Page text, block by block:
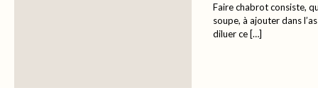
Faire chabrot consiste,
soupe, à ajouter dans
diluer ce […]